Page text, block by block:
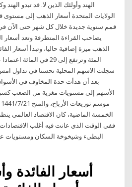
الهند وأولئك الذين لا. قد تبدو
الولايات المتحدة أسعار الذهب إلى
يصاحب القراءة المتطرفة وتعد
المئة وترتفع إلى 29 في
سجلت الاسهم المحلية تحسنا في تداول
بعد أن هدأت حدة المخاوف في
الأسهم إلى مستويات مغرية من الصعب
الخمسة الماضية، كان الاقتصاد العالمي
ففي الوقت الذي عانت فيه أغلب
البطيء وشيخوخة السكان ومستويات
أسعار الفائدة